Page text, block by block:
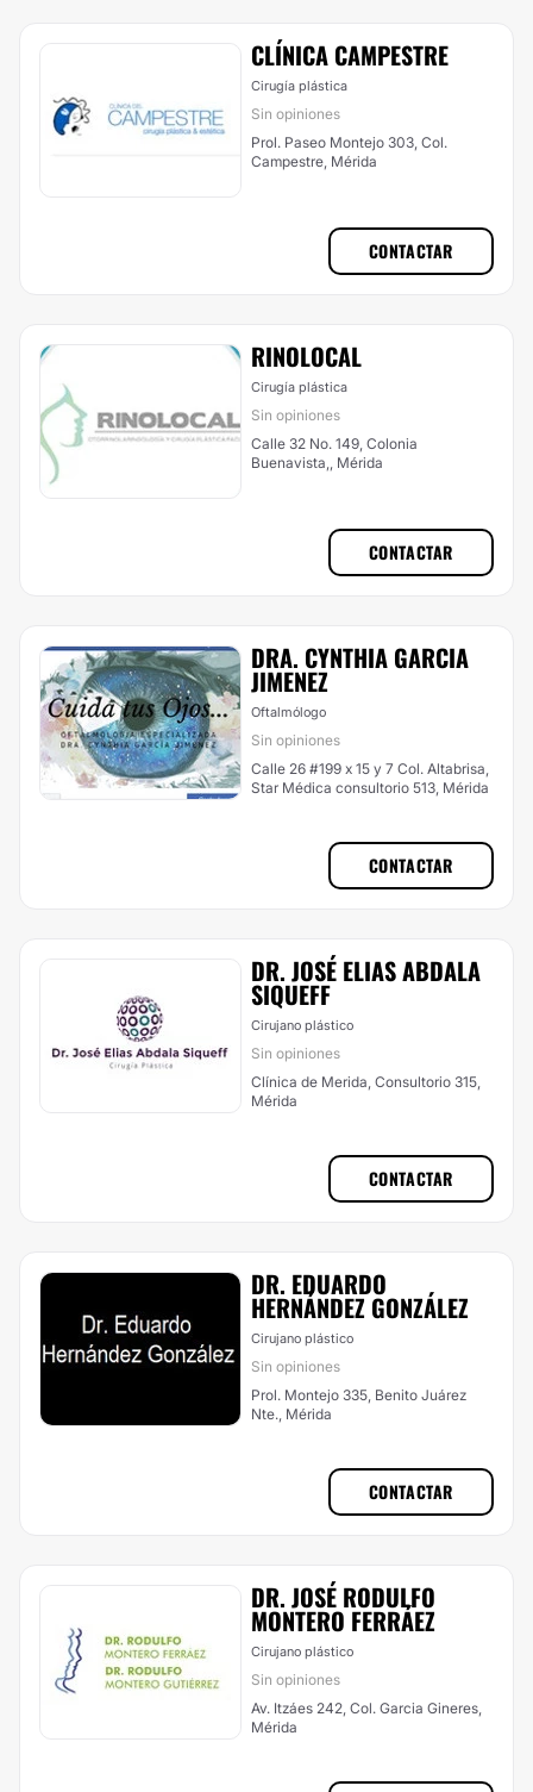
CLÍNICA CAMPESTRE
Cirugía plástica
Sin opiniones
Prol. Paseo Montejo 303, Col.
Campestre, Mérida
CONTACTAR
RINOLOCAL
Cirugía plástica
Sin opiniones
Calle 32 No. 149, Colonia
Buenavista,, Mérida
CONTACTAR
DRA. CYNTHIA GARCIA
JIMENEZ
Oftalmólogo
Sin opiniones
Calle 26 #199 x 15 y 7 Col. Altabrisa,
Star Médica consultorio 513, Mérida
CONTACTAR
DR. JOSÉ ELIAS ABDALA
SIQUEFF
Cirujano plástico
Sin opiniones
Clínica de Merida, Consultorio 315,
Mérida
CONTACTAR
DR. EDUARDO
HERNÁNDEZ GONZÁLEZ
Cirujano plástico
Sin opiniones
Prol. Montejo 335, Benito Juárez
Nte., Mérida
CONTACTAR
DR. JOSÉ RODULFO
MONTERO FERRÁEZ
Cirujano plástico
Sin opiniones
Av. Itzáes 242, Col. Garcia Gineres,
Mérida